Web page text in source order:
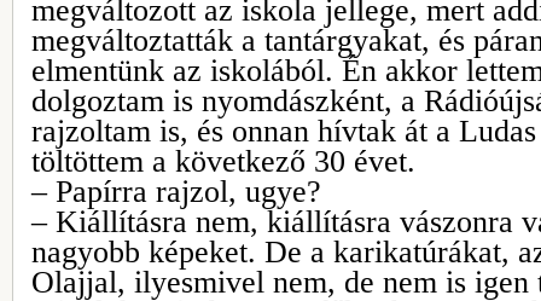
megváltozott az iskola jellege, mert
megváltoztatták a tantárgyakat, és
elmentünk az iskolából. Én akkor
dolgoztam is nyomdászként, a
rajzoltam is, és onnan hívtak át a
töltöttem a következő 30 évet.
– Papírra rajzol, ugye?
– Kiállításra nem, kiállításra vászonra
nagyobb képeket. De a karikatúrákat,
Olajjal, ilyesmivel nem, de nem is igen